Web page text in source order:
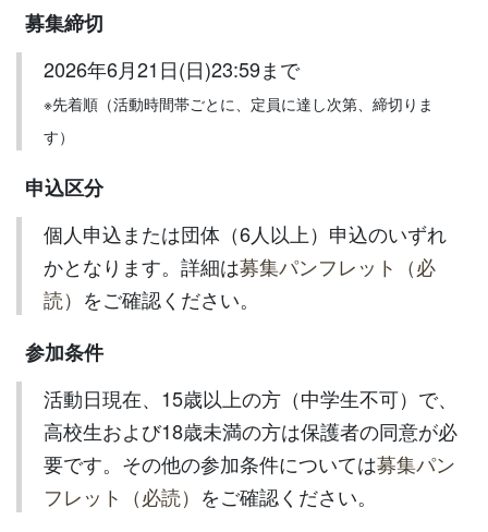
募集締切
2026年6月21日(日)23:59まで
※先着順（活動時間帯ごとに、定員に達し次第、締切りま
す）
申込区分
個人申込または団体（6人以上）申込のいずれ
かとなります。詳細は募集パンフレット（必
読） をご確認ください。
参加条件
活動日現在、15歳以上の方（中学生不可）で、
高校生および18歳未満の方は保護者の同意が必
要です。その他の参加条件については募集パン
フレット（必読） をご確認ください。